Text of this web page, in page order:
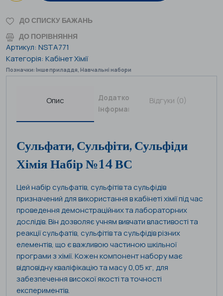
ДО СПИСКУ БАЖАНЬ
ДО ПОРІВНЯННЯ
Артикул: NSTA771
Категорія: Кабінет Хімії
Позначки: Інше приладдя Навчальні набори
Опис
Додаткова
інформація
Відгуки (0)
Сульфати, Сульфіти, Сульфіди
Хімія Набір №14 ВС
Цей набір сульфатів, сульфітів та сульфідів
призначений для використання в кабінеті хімії під час
проведення демонстраційних та лабораторних
дослідів. Він дозволяє учням вивчати властивості та
реакції сульфатів, сульфітів та сульфідів різних
елементів, що є важливою частиною шкільної
програми з хімії. Кожен компонент набору має
відповідну кваліфікацію та масу 0,05 кг, для
забезпечення високої якості та точності
експериментів.